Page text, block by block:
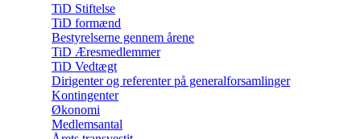
TiD Stiftelse
TiD formænd
Bestyrelserne gennem årene
TiD Æresmedlemmer
TiD Vedtægt
Dirigenter og referenter på generalforsamlinger
Kontingenter
Økonomi
Medlemsantal